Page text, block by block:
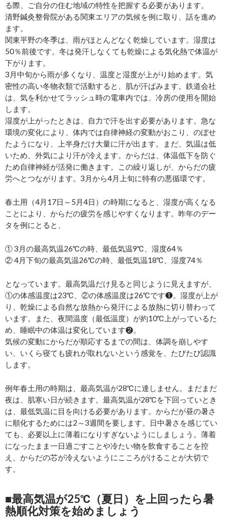
る際、ご自分の住む地域の特性を把握する必要があります。
清野鍼灸整骨院がある関東エリアの気候を例に取り、話を進め
ます。
関東平野の冬季は、雨がほとんどなく乾燥しています。湿度は
50％前後です。冬は発汗しなくても乾燥による気化熱で体温が
下がります。
3月中旬から雨が多くなり、温度と湿度が上がり始めます。気
密性の高い冬物衣類で活動すると、肌が汗ばみます。鉄道会社
は、気を利かせてラッシュ時の電車内では、冷房の使用を開始
します。
湿度が上がったときは、自力で汗を出す必要があります。急な
環境の変化により、体内では自律神経の変動がおこり、のぼせ
たようになり、上半身だけ大量に汗が出ます。まだ、気温は低
いため、外気により汗が冷えます。からだは、体温低下を防ぐ
ため自律神経が活発に働きます。この繰り返しが、からだの疲
労へとつながります。3月から4月上旬に特有の悪循環です。
春土用（4月17日～5月4日）の時期になると、湿度が高くなる
ことにより、からだの疲労を感じやすくなります。昨年のデー
タを例にとると、
① 3月の最高気温26℃の時、最低気温9℃、湿度64％
② 4月下旬の最高気温26℃の時、最低気温18℃、湿度74％
となっています。最高気温だけ見ると同じように見えますが、
①の体感温度は23℃、②の体感温度は26℃です❶。湿度が上が
り、乾燥による自然な放熱から発汗による放熱に切り替わって
います。また、夜間温度（最低温度）が約10℃上がっているた
め、睡眠中の体温は変化しています❷。
気候の変動にからだが順応するまでの間は、体調を崩しやす
い、いくら寝ても疲れが取れないという感覚を、たびたび認識
します。
例年春土用の時期は、最高気温が28℃に達しません。まだまだ
夜は、肌寒い日が続きます。最高気温が28℃を下回っていとき
は、最低気温に目を向ける必要があります。からだが昼の暑さ
に順化するためには2～3週間を要します。日中暑さを感じてい
ても、必要以上に薄着になりすぎないようにしましょう。薄着
になったまま一日過ごすことや冷たい物を飲食することを控
え、からだの芯が冷えないようにこころがけることが大切で
す。
■最高気温が25℃（夏日）を上回ったら暑
熱順化対策を始めましょう